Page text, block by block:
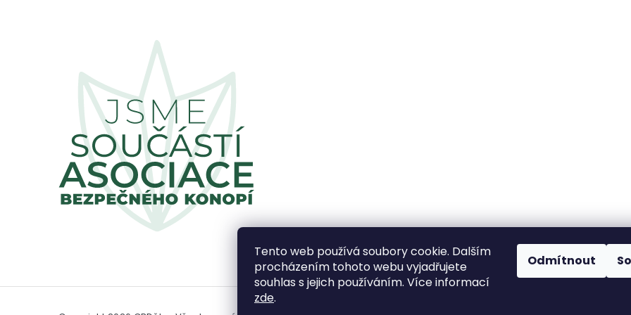
Tento web používá soubory cookie. Dalším
procházením tohoto webu vyjadřujete
souhlas s jejich používáním. Více informací
zde.
Odmítnout